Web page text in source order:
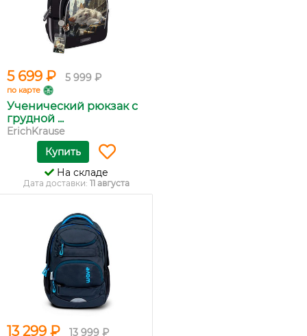
5 699 ₽ 5 999 ₽
по карте
Ученический рюкзак с
грудной ...
ErichKrause
Купить
На складе
Дата доставки: 11 августа
13 299 ₽ 13 999 ₽